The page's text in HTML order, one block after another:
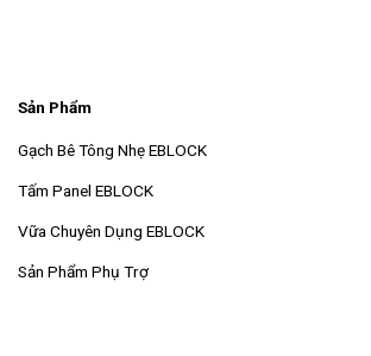
Sản Phẩm
Gạch Bê Tông Nhẹ EBLOCK
Tấm Panel EBLOCK
Vữa Chuyên Dụng EBLOCK
Sản Phẩm Phụ Trợ